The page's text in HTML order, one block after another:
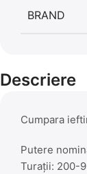
BRAND
Descriere
Cumpara
Putere
Turaţii: 200-